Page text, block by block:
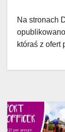
Na stronach
któraś z ofert